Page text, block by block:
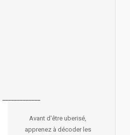
Avant d'être uberisé,
apprenez à décoder les